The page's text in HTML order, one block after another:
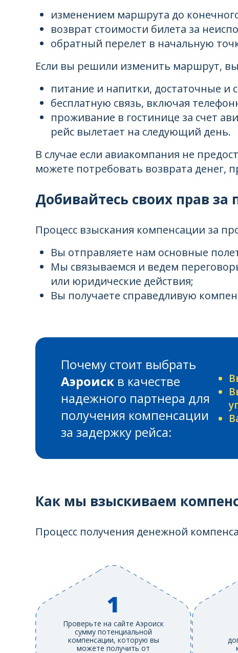
изменением маршрута до
возврат стоимости билета за
обратный перелет в начальную
Если вы решили изменить маршрут,
питание и напитки, достаточные
бесплатную связь, включая
проживание в гостинице за счет
рейс вылетает на следующий день.
В случае если авиакомпания не
можете потребовать возврата денег,
Добивайтесь своих прав
Процесс взыскания компенсации за
Вы отправляете нам основные
Мы связываемся и ведем
или юридические действия;
Вы получаете справедливую
Почему стоит выбрать
Аэроискв качестве
надежного партнера для
получения компенсации
за задержку рейса:
Как мы взыскиваем
Процесс получения денежной
1
Проверьте на сайте Аэроиск
сумму потенциальной
компенсации, которую вы
можете получить от